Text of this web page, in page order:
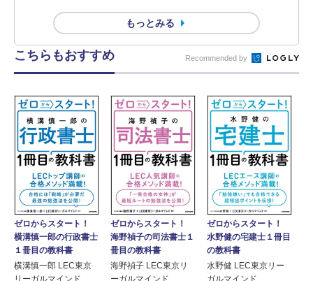
もっとみる
こちらもおすすめ Recommended by
ゼロからスタート！
横溝慎一郎の行政書士
１冊目の教科書
横溝慎一郎 LEC東京
リーガルマインド
ゼロからスタート！
海野禎子の司法書士１
冊目の教科書
海野禎子 LEC東京リ
ーガルマインド
ゼロからスタート！
水野健の宅建士１冊目
の教科書
水野健 LEC東京リー
ガルマインド